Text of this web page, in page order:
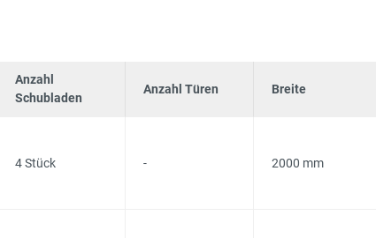
Anzahl
Schubladen
Anzahl Türen Breite
4 Stück - 2000 mm